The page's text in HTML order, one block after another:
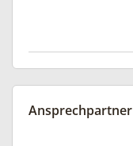
Ansprechpartner